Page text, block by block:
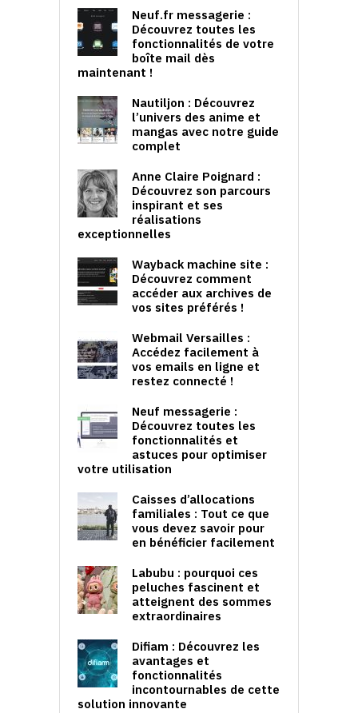
Neuf.fr messagerie :
Découvrez toutes les
fonctionnalités de votre
boîte mail dès
maintenant !
Nautiljon : Découvrez
l’univers des anime et
mangas avec notre guide
complet
Anne Claire Poignard :
Découvrez son parcours
inspirant et ses
réalisations
exceptionnelles
Wayback machine site :
Découvrez comment
accéder aux archives de
vos sites préférés !
Webmail Versailles :
Accédez facilement à
vos emails en ligne et
restez connecté !
Neuf messagerie :
Découvrez toutes les
fonctionnalités et
astuces pour optimiser
votre utilisation
Caisses d’allocations
familiales : Tout ce que
vous devez savoir pour
en bénéficier facilement
Labubu : pourquoi ces
peluches fascinent et
atteignent des sommes
extraordinaires
Difiam : Découvrez les
avantages et
fonctionnalités
incontournables de cette
solution innovante